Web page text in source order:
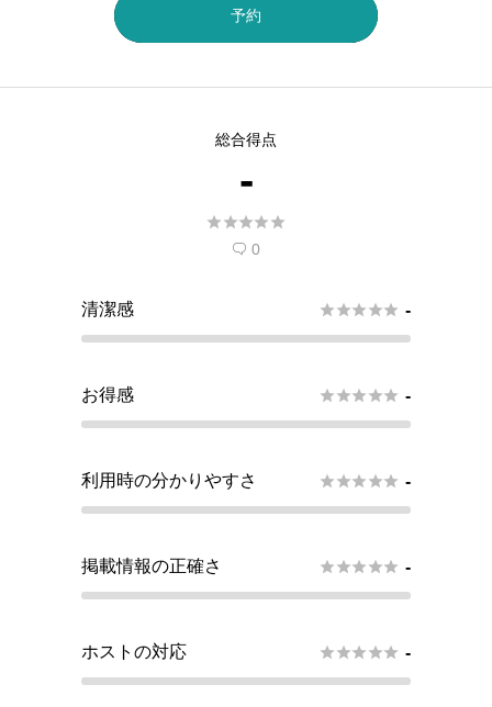
予約
総合得点
-

 0
清潔感  -
お得感  -
利用時の分かりやすさ  -
掲載情報の正確さ  -
ホストの対応  -